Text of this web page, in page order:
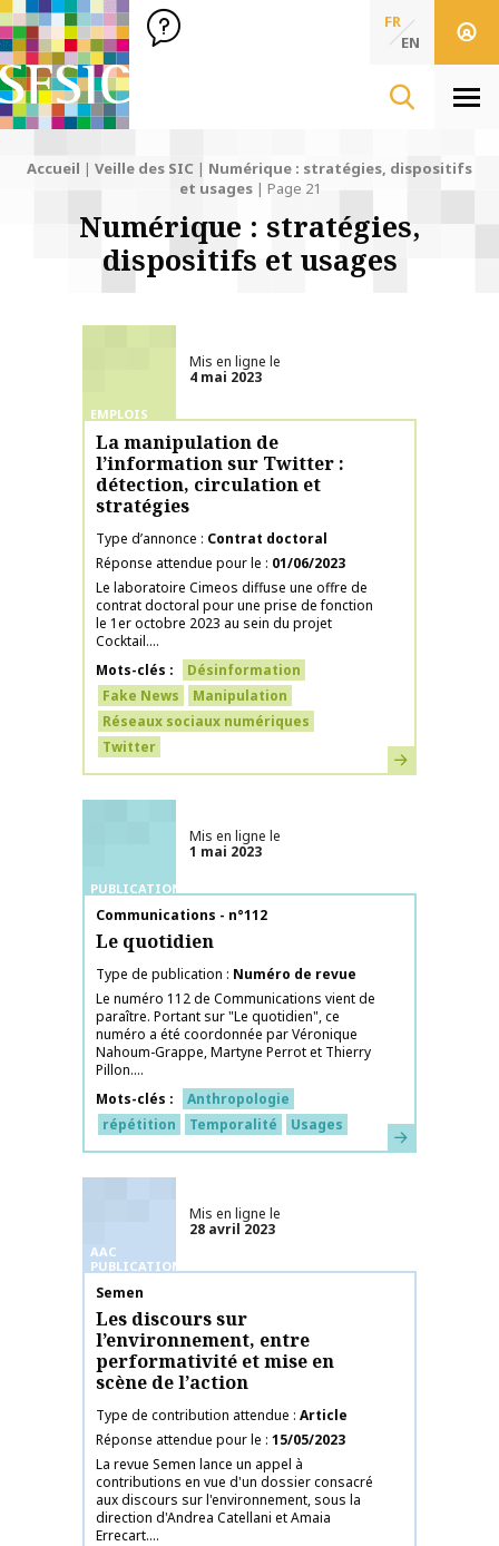
SFSIC Société Française des Sciences de l'Information & de
Société Française des Sciences
de l'Information
FR
EN
Accueil | Veille des SIC | Numérique : stratégies, dispositifs
et usages| Page 21
Numérique : stratégies,
dispositifs et usages
EMPLOIS
Mis en ligne le
4 mai 2023
La manipulation de
l’information sur Twitter :
détection, circulation et
stratégies
Type d’annonce
Contrat doctoral
Réponse attendue pour le
01/06/2023
Le laboratoire Cimeos diffuse une offre de
contrat doctoral pour une prise de fonction
le 1er octobre 2023 au sein du projet
Cocktail....
Mots-clés
Désinformation
Fake News
Manipulation
Réseaux sociaux numériques
Twitter
En savoir plus
PUBLICATIONS
Mis en ligne le
1 mai 2023
Nom de la publication
Communications - n°112
Le quotidien
Type de publication
Numéro de revue
Le numéro 112 de Communications vient de
paraître. Portant sur "Le quotidien", ce
numéro a été coordonnée par Véronique
Nahoum-Grappe, Martyne Perrot et Thierry
Pillon....
Mots-clés
Anthropologie
répétition
Temporalité Usages En savoir plus
AAC
PUBLICATIONS
Mis en ligne le
28 avril 2023
Nom de la publication
Semen
Les discours sur
l’environnement, entre
performativité et mise en
scène de l’action
Type de contribution attendue Article
Réponse attendue pour le 15/05/2023
La revue Semen lance un appel à
contributions en vue d'un dossier consacré
aux discours sur l'environnement, sous la
direction d'Andrea Catellani et Amaia
Errecart....